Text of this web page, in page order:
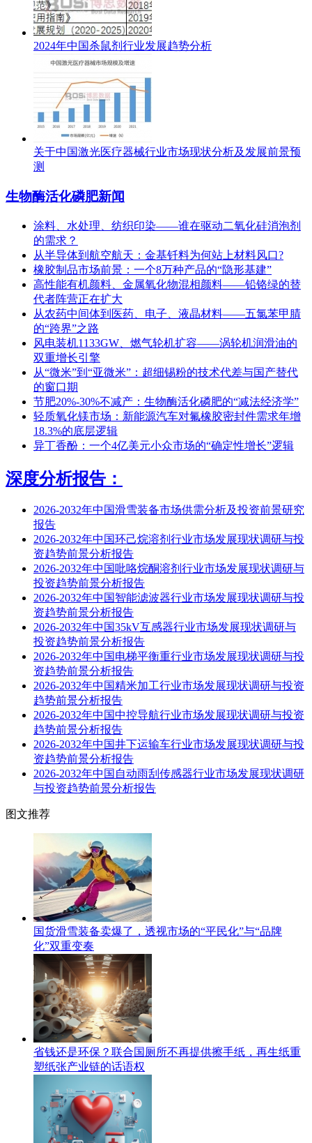
2024年中国杀鼠剂行业发展趋势分析
关于中国激光医疗器械行业市场现状分析及发展前景预
测
生物酶活化磷肥新闻
涂料、水处理、纺织印染——谁在驱动二氧化硅消泡剂
的需求？
从半导体到航空航天：金基钎料为何站上材料风口?
橡胶制品市场前景：一个8万种产品的“隐形基建”
高性能有机颜料、金属氧化物混相颜料——铅铬绿的替
代者阵营正在扩大
从农药中间体到医药、电子、液晶材料——五氯苯甲腈
的“跨界”之路
风电装机1133GW、燃气轮机扩容——涡轮机润滑油的
双重增长引擎
从“微米”到“亚微米”：超细锡粉的技术代差与国产替代
的窗口期
节肥20%-30%不减产：生物酶活化磷肥的“减法经济学”
轻质氧化镁市场：新能源汽车对氟橡胶密封件需求年增
18.3%的底层逻辑
异丁香酚：一个4亿美元小众市场的“确定性增长”逻辑
深度分析报告：
2026-2032年中国滑雪装备市场供需分析及投资前景研究
报告
2026-2032年中国环己烷溶剂行业市场发展现状调研与投
资趋势前景分析报告
2026-2032年中国吡咯烷酮溶剂行业市场发展现状调研与
投资趋势前景分析报告
2026-2032年中国智能滤波器行业市场发展现状调研与投
资趋势前景分析报告
2026-2032年中国35kV互感器行业市场发展现状调研与
投资趋势前景分析报告
2026-2032年中国电梯平衡重行业市场发展现状调研与投
资趋势前景分析报告
2026-2032年中国精米加工行业市场发展现状调研与投资
趋势前景分析报告
2026-2032年中国中控导航行业市场发展现状调研与投资
趋势前景分析报告
2026-2032年中国井下运输车行业市场发展现状调研与投
资趋势前景分析报告
2026-2032年中国自动雨刮传感器行业市场发展现状调研
与投资趋势前景分析报告
图文推荐
国货滑雪装备卖爆了，透视市场的“平民化”与“品牌
化”双重变奏
省钱还是环保？联合国厕所不再提供擦手纸，再生纸重
塑纸张产业链的话语权